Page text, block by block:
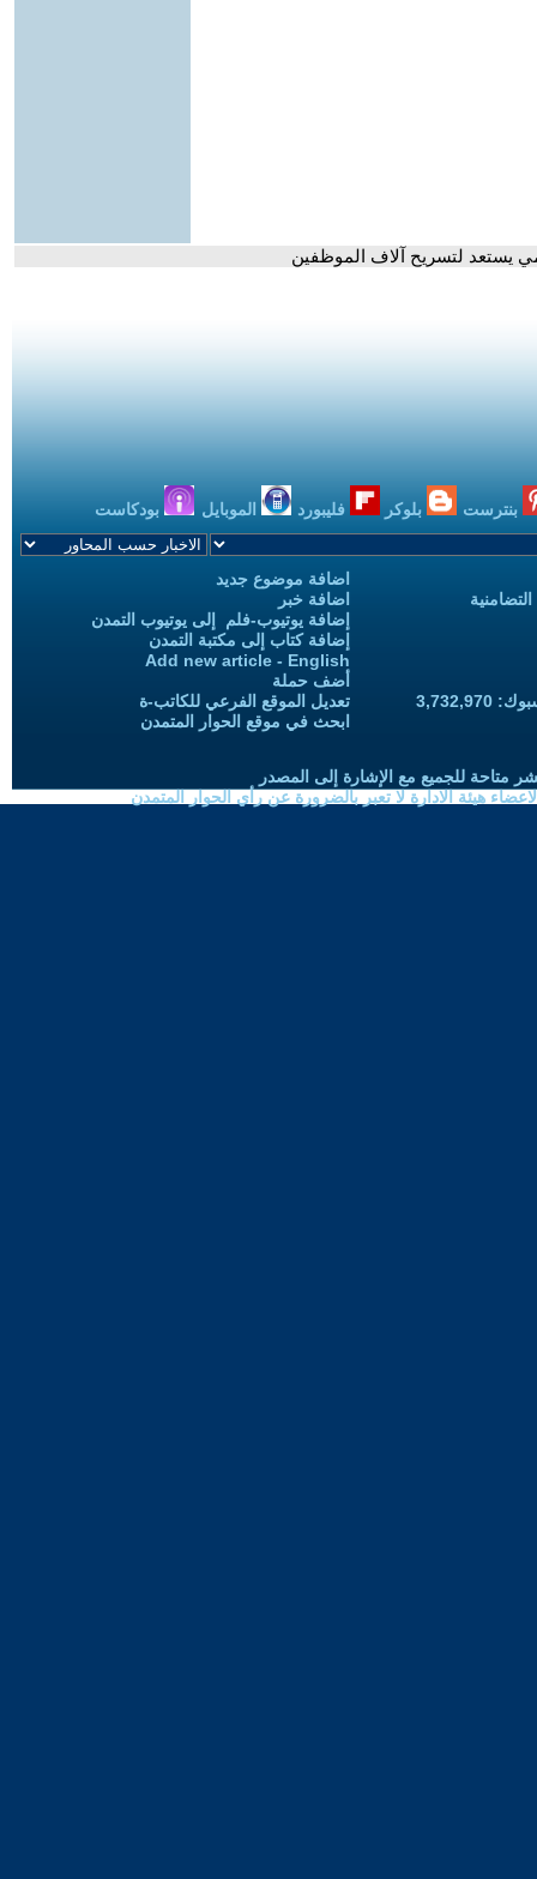
يستعد لتسريح آلاف الموظفين
بنترست بلوكر فليبورد الموبايل بودكاست
اضافة موضوع جديد
اضافة خبر
إضافة يوتيوب-فلم إلى يوتيوب التمدن
إضافة كتاب إلى مكتبة التمدن
Add new article - English
أضف حملة
تعديل الموقع الفرعي للكاتب-ة
ابحث في موقع الحوار المتمدن
متاحة للجميع مع الإشارة إلى المصدر
هيئة الادارة لا تعبر بالضرورة عن رأي الحوار المتمدن